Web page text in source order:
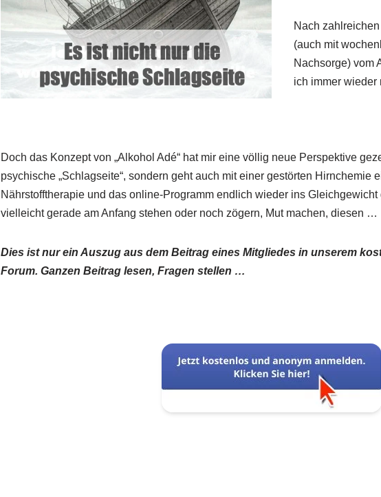
Nach
(auch mit
Nachsorge) vom
ich immer wieder
Doch das Konzept von „Alkohol Adé“ hat mir eine völlig neue Perspektive
psychische „Schlagseite“, sondern geht auch mit einer gestörten Hirnchemie
Nährstofftherapie und das online-Programm endlich wieder ins
vielleicht gerade am Anfang stehen oder noch zögern, Mut machen, diesen …
Dies ist nur ein Auszug aus dem Beitrag eines Mitgliedes in unserem
Forum. Ganzen Beitrag lesen, Fragen stellen …